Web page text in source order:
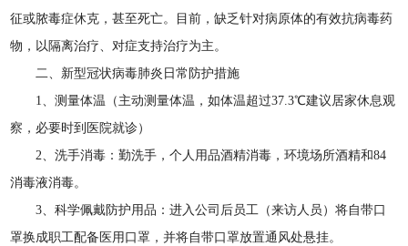
征或脓毒症休克，甚至死亡。目前，缺乏针对病原体的有效抗病毒药
物，以隔离治疗、对症支持治疗为主。
二、新型冠状病毒肺炎日常防护措施
1、测量体温（主动测量体温，如体温超过37.3℃建议居家休息观
察，必要时到医院就诊）
2、洗手消毒：勤洗手，个人用品酒精消毒，环境场所酒精和84
消毒液消毒。
3、科学佩戴防护用品：进入公司后员工（来访人员）将自带口
罩换成职工配备医用口罩，并将自带口罩放置通风处悬挂。